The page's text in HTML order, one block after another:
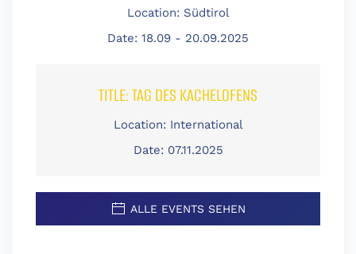
Location: Südtirol
Date: 18.09 - 20.09.2025
TITLE:TAG DES KACHELOFENS
Location: International
Date: 07.11.2025
ALLE EVENTS SEHEN